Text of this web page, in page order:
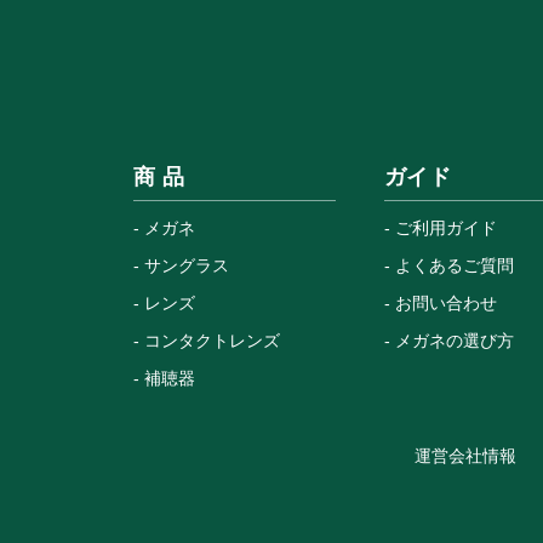
商 品
メガネ
サングラス
レンズ
コンタクトレンズ
補聴器
ガイド
ご利用ガイド
よくあるご質問
お問い合わせ
メガネの選び方
運営会社情報